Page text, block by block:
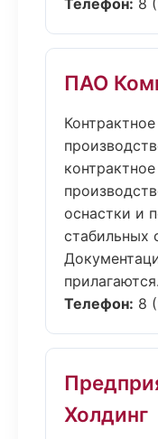
Телефон: 8
ПАО
оснастки и
стабильных
Телефон: 8
Холдинг